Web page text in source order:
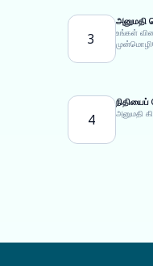
3
அனுமதி
உங்கள்
4 அனுமதி